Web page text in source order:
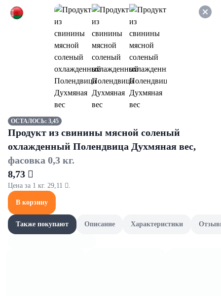
Оформляйте заказ НА
САМОВЫВОЗ и получайте
СКИДКУ 7%
Стирка
Все товары категории Кондиционеры и ополаскиватели
Кондиционеры и ополаскиватели
ОСТАЛОСЬ: 3,45
Продукт из свинины мясной соленый
охлажденный Полендвица Духмяная вес,
фасовка 0,3 кг.
8,73 
Цена за 1 кг. 29,11 .
В корзину
Также покупают Описание Характеристики